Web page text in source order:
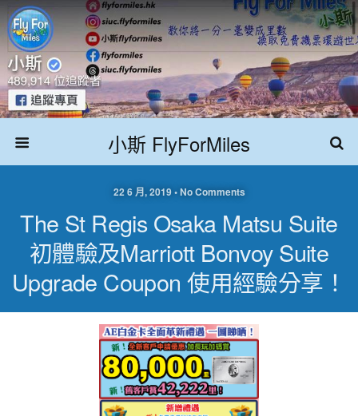
小斯 FlyForMiles
22 6 月, 2019 • No Comments
The St Regis Osaka Matsu Suite
初體驗及Marriott Bonvoy Suite
Upgrade Coupon 使用經驗分享！